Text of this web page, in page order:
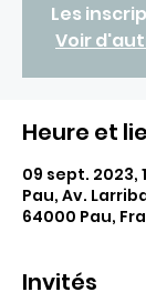
Les
Voir
Heure et
09 sept. 2023,
Pau, Av.
64000 Pau,
Invités